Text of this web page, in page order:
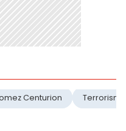
Centurion